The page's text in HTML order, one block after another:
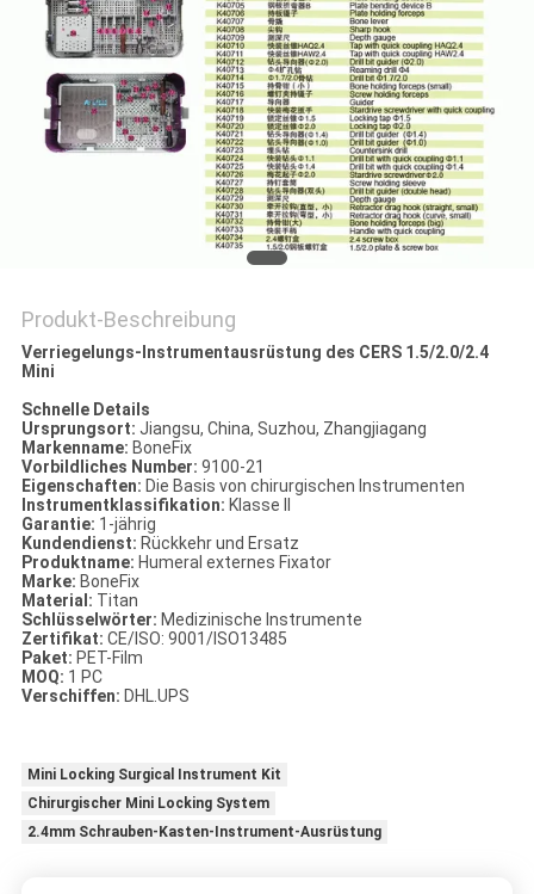
PRIVACY
POLICY
Produkt-Beschreibung
Verriegelungs-Instrumentausrüstung des CERS 1.5/2.0/2.4
Mini
Schnelle Details
Ursprungsort: Jiangsu, China, Suzhou, Zhangjiagang
Markenname: BoneFix
Vorbildliches Number: 9100-21
Eigenschaften: Die Basis von chirurgischen Instrumenten
Instrumentklassifikation: Klasse II
Garantie: 1-jährig
Kundendienst: Rückkehr und Ersatz
Produktname: Humeral externes Fixator
Marke: BoneFix
Material: Titan
Schlüsselwörter: Medizinische Instrumente
Zertifikat: CE/ISO: 9001/ISO13485
Paket: PET-Film
MOQ: 1 PC
Verschiffen: DHL.UPS
Mini Locking Surgical Instrument Kit
Chirurgischer Mini Locking System
2.4mm Schrauben-Kasten-Instrument-Ausrüstung